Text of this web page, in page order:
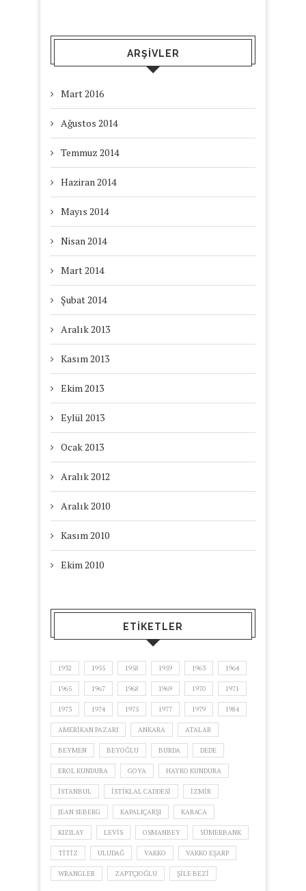
ARŞIVLER
Mart 2016
Ağustos 2014
Temmuz 2014
Haziran 2014
Mayıs 2014
Nisan 2014
Mart 2014
Şubat 2014
Aralık 2013
Kasım 2013
Ekim 2013
Eylül 2013
Ocak 2013
Aralık 2012
Aralık 2010
Kasım 2010
Ekim 2010
ETIKETLER
1932 1955 1958 1959 1963 1964
1965 1967 1968 1969 1970 1971
1973 1974 1975 1977 1979 1984
AMERIKAN PAZARI ANKARA ATALAR
BEYMEN BEYOĞLU BURDA DEDE
EROL KUNDURA GOYA HAYKO KUNDURA
ISTANBUL ISTIKLAL CADDESI IZMIR
JEAN SEBERG KAPALIÇARŞI KARACA
KIZILAY LEVIS OSMANBEY SÜMERBANK
TITIZ ULUDAĞ VAKKO VAKKO EŞARP
WRANGLER ZAPTÇIOĞLU ŞILE BEZI